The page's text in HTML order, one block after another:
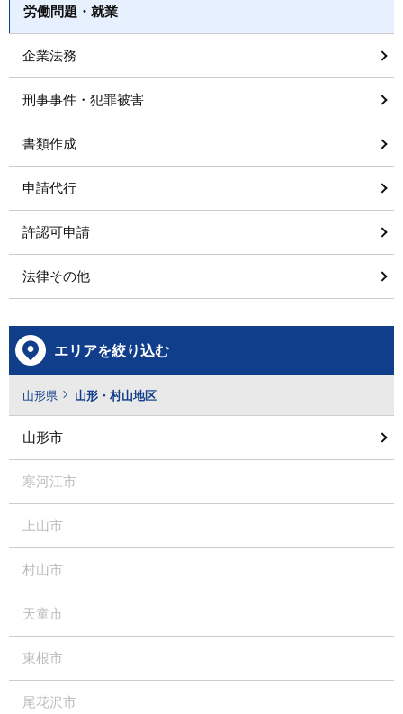
労働問題・就業
企業法務
刑事事件・犯罪被害
書類作成
申請代行
許認可申請
法律その他
エリアを絞り込む
山形県 山形・村山地区
山形市
寒河江市
上山市
村山市
天童市
東根市
尾花沢市